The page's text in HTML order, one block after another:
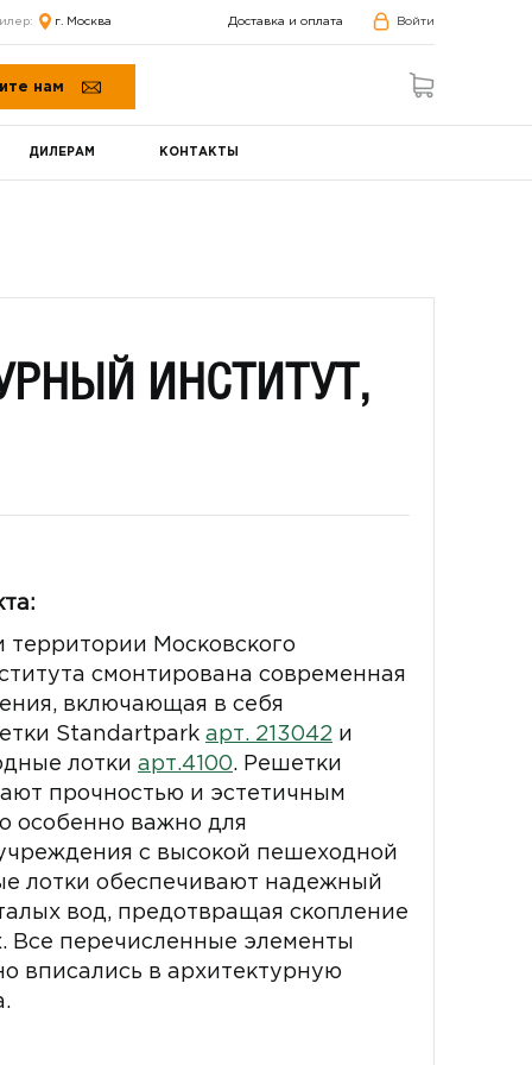
г. Москва Доставка и оплата Войти
нам
ДИЛЕРАМ КОНТАКТЫ
ИНСТИТУТ,
территории Московского
смонтирована современная
включающая в себя
Standartpark арт. 213042 и
лотки арт.4100. Решетки
прочностью и эстетичным
особенно важно для
с высокой пешеходной
лотки обеспечивают надежный
вод, предотвращая скопление
Все перечисленные элементы
вписались в архитектурную